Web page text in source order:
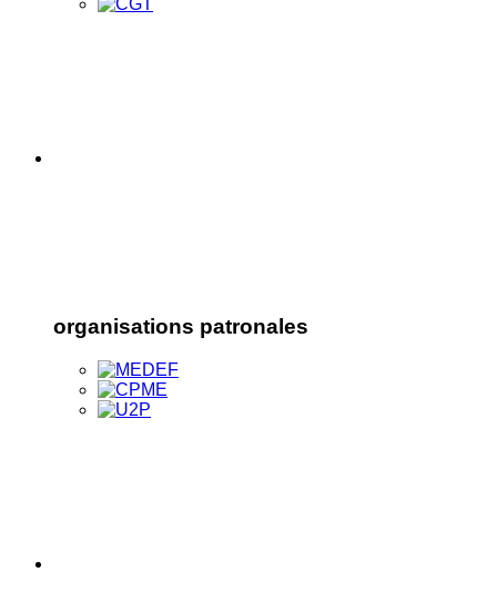
organisations patronales